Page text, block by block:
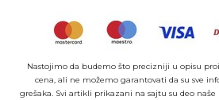
Nastojimo da budemo što precizniji u opisu
cena, ali ne možemo garantovati da su sve
grešaka. Svi artikli prikazani na sajtu su deo